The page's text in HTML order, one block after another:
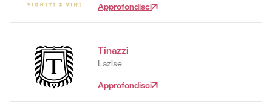
Approfondisci
Tinazzi
Lazise
Approfondisci